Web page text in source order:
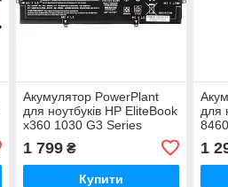
Акумулятор PowerPlant
для ноутбуків HP EliteBook
x360 1030 G3 Series
(BM04XL) 7.7V 7300mAh
1 799₴
Купити
для
1